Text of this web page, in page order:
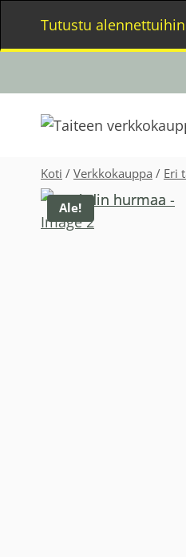
sisältöönTutustu
Koti / Verkkokauppa / Eri
Ale!